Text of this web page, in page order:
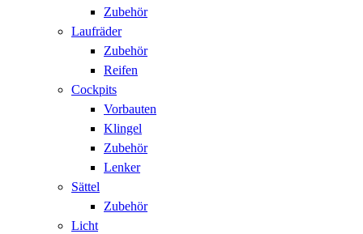
Zubehör
Laufräder
Zubehör
Reifen
Cockpits
Vorbauten
Klingel
Zubehör
Lenker
Sättel
Zubehör
Licht